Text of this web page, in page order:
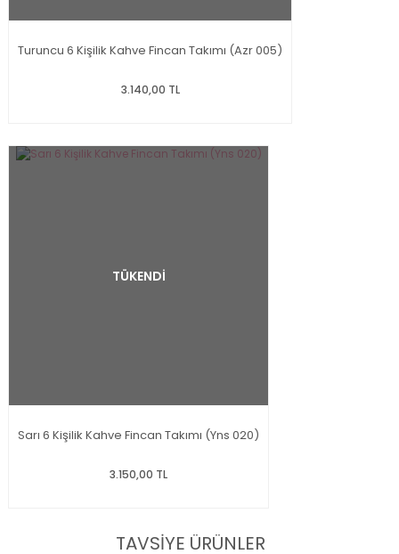
Turuncu 6 Kişilik Kahve Fincan Takımı (Azr 005)
3.140,00 TL
TÜKENDİ
Sarı 6 Kişilik Kahve Fincan Takımı (Yns 020)
3.150,00 TL
TAVSİYE ÜRÜNLER